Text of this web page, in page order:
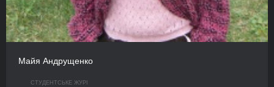
Майя Андрущенко
СТУДЕНТСЬКЕ ЖУРІ